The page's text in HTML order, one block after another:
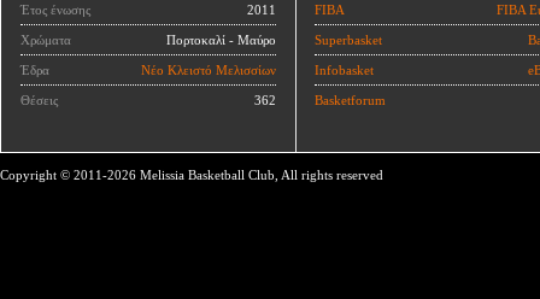
Έτος ένωσης 2011
Χρώματα Πορτοκαλί - Μαύρο
Έδρα Νέο Κλειστό Μελισσίων
Θέσεις 362
FIBA FIBA
Superbasket
Infobasket
Basketforum
Copyright © 2011-2026 Melissia Basketball Club, All rights reserved